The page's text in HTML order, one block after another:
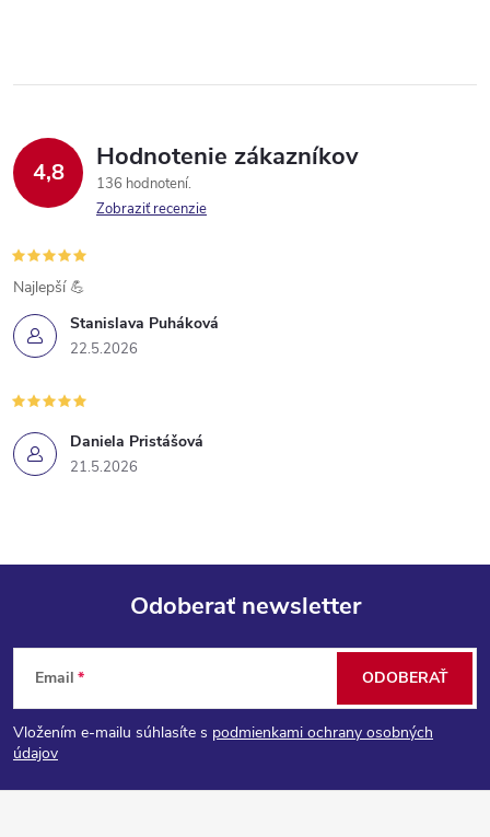
4,8 Hodnotenie zákazníkov
136 hodnotení
Zobraziť recenzie
Stanislava Puháková
22.5.2026
Najlepší 💪
Daniela Pristášová
21.5.2026
Z
á
p
Odoberať newsletter
Email
Vložením e-mailu súhlasíte s podmienkami ochrany osobných
údajov
ODOBERAŤ